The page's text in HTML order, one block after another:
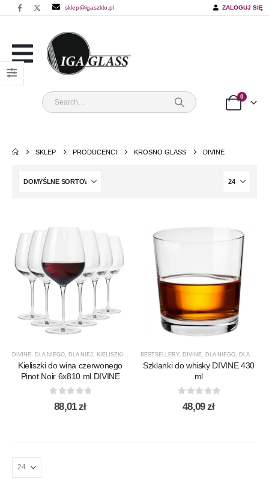
sklep@igaszklo.pl ZALOGUJ SIĘ
0
SKLEP PRODUCENCI KROSNO GLASS DIVINE
DIVINE, DLA NIEGO, DLA NIEJ , KIELISZKI , KIELISZKI DO WINA CZERWONEGO ,KIELISZKI DO
Kieliszki do wina czerwonego
Pinot Noir 6x810 ml DIVINE
out of 5
88,01zł
BESTSELLERY, DIVINE, DLA NIEGO, DLA NIEJ
Szklanki do whisky DIVINE 430
ml
out of 5
48,09zł